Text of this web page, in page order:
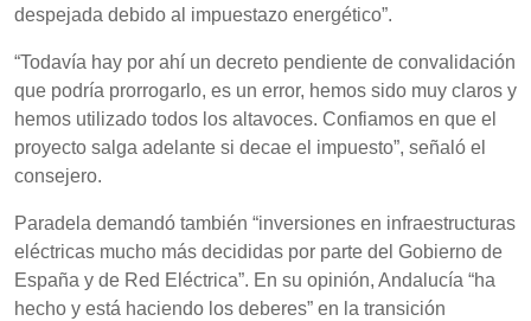
despejada debido al impuestazo energético”.
“Todavía hay por ahí un decreto pendiente de convalidación
que podría prorrogarlo, es un error, hemos sido muy claros y
hemos utilizado todos los altavoces. Confiamos en que el
proyecto salga adelante si decae el impuesto”, señaló el
consejero.
Paradela demandó también “inversiones en infraestructuras
eléctricas mucho más decididas por parte del Gobierno de
España y de Red Eléctrica”. En su opinión, Andalucía “ha
hecho y está haciendo los deberes” en la transición